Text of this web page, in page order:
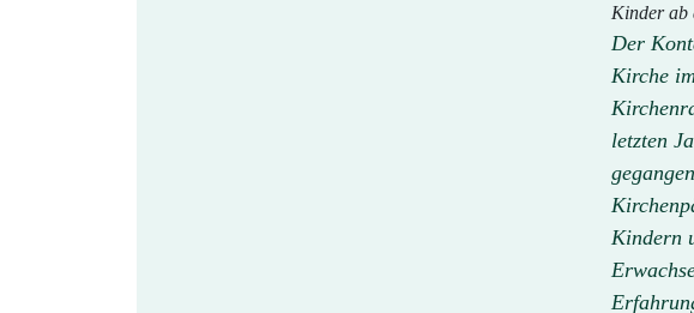
Kinder ab
Der
Kirche
letzten
Kindern